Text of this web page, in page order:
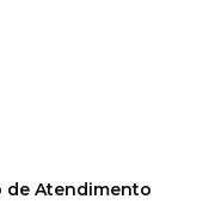
de Atendimento